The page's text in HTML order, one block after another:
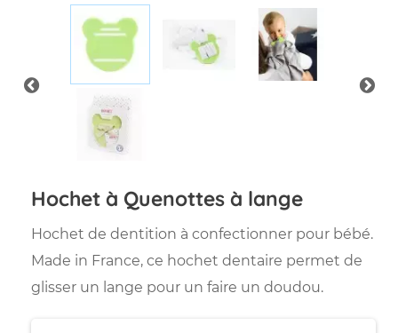
Hochet à Quenottes à lange
Hochet de dentition à confectionner pour bébé.
Made in France, ce hochet dentaire permet de
glisser un lange pour un faire un doudou.